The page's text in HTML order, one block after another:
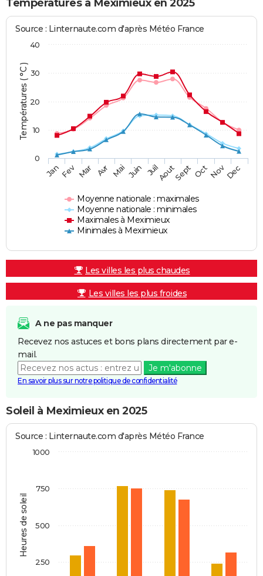
Températures à Meximieux en 2025
Températures ( °C )
Source : Linternaute.com d'après Météo France
Moyenne nationale : maximales
Moyenne nationale : minimales
Maximales à Meximieux
Minimales à Meximieux
JanFev Mar Avr Mai Juin JuilAoutSept OctNovDec
0
10
20
30
40
Les villes les plus chaudes
Les villes les plus froides
A ne pas manquer
Recevez nos astuces et bons plans directement par e-
mail.
Je m'abonne
En savoir plus sur notre politique de confidentialité
Soleil à Meximieux en 2025
Heures de soleil
Source : Linternaute.com d'après Météo France
1000
250
500
750